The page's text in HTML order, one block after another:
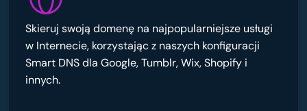
Skieruj swoją domenę na najpopularniejsze usługi
w Internecie, korzystając z naszych konfiguracji
Smart DNS dla Google, Tumblr, Wix, Shopify i
innych.